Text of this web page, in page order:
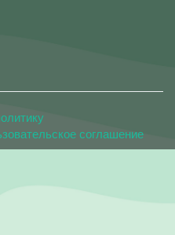
соглашение